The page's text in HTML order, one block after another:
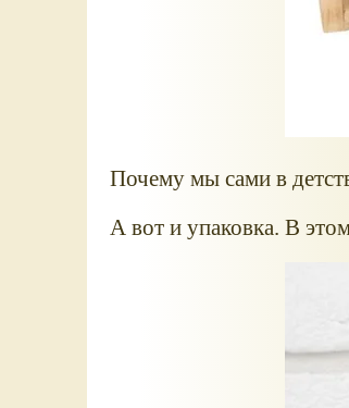
Почему мы сами в
А вот и упаковка. В